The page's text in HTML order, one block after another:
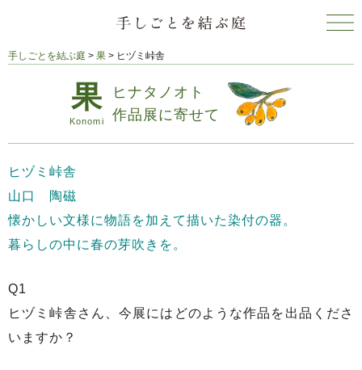
手しごとを結ぶ庭 > 果 > ヒヅミ峠舎
ヒナタノオト
作品展に寄せて
ヒヅミ峠舎
山口 陶磁
懐かしい文様に物語を加えて描いた染付の器。
暮らしの中に春の芽吹きを。
Q1
ヒヅミ峠舎さん、今展にはどのような作品を出品くださ
いますか？